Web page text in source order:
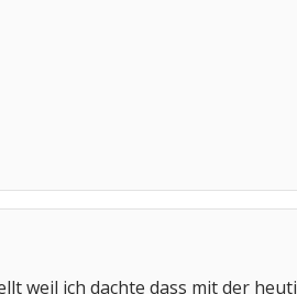
weil ich dachte dass mit der